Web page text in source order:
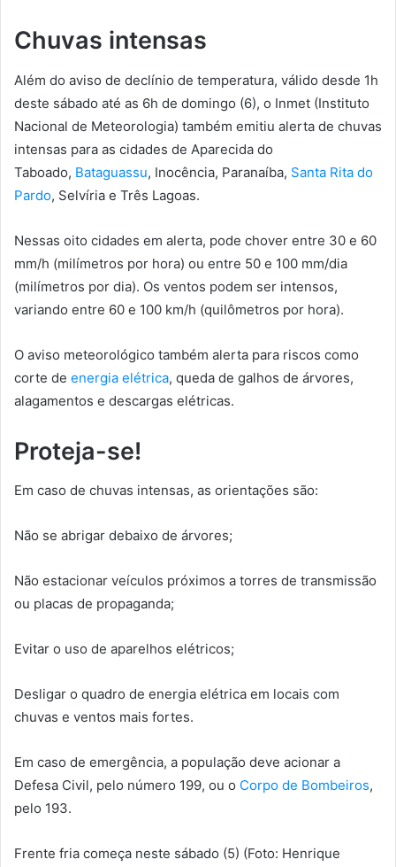
Chuvas intensas
Além do aviso de declínio de temperatura, válido desde 1h
deste sábado até as 6h de domingo (6), o Inmet (Instituto
Nacional de Meteorologia) também emitiu alerta de chuvas
intensas para as cidades de Aparecida do
Taboado, Bataguassu, Inocência, Paranaíba, Santa Rita do
Pardo, Selvíria e Três Lagoas.
Nessas oito cidades em alerta, pode chover entre 30 e 60
mm/h (milímetros por hora) ou entre 50 e 100 mm/dia
(milímetros por dia). Os ventos podem ser intensos,
variando entre 60 e 100 km/h (quilômetros por hora).
O aviso meteorológico também alerta para riscos como
corte de energia elétrica, queda de galhos de árvores,
alagamentos e descargas elétricas.
Proteja-se!
Em caso de chuvas intensas, as orientações são:
Não se abrigar debaixo de árvores;
Não estacionar veículos próximos a torres de transmissão
ou placas de propaganda;
Evitar o uso de aparelhos elétricos;
Desligar o quadro de energia elétrica em locais com
chuvas e ventos mais fortes.
Em caso de emergência, a população deve acionar a
Defesa Civil, pelo número 199, ou o Corpo de Bombeiros,
pelo 193.
Frente fria começa neste sábado (5) (Foto: Henrique